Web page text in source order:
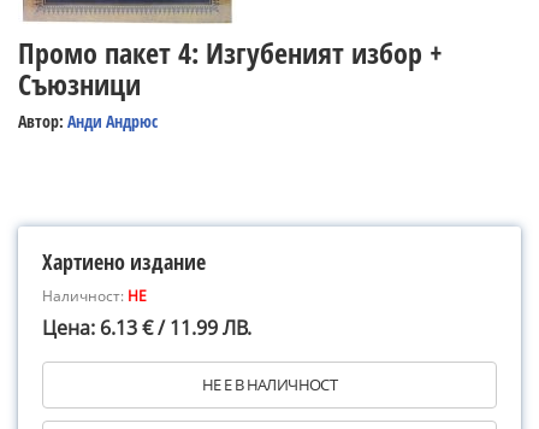
Промо пакет 4: Изгубеният избор +
Съюзници
Автор: Анди Андрюс
Хартиено издание
Наличност: НЕ
Цена: 6.13 € / 11.99 ЛВ.
НЕ Е В НАЛИЧНОСТ